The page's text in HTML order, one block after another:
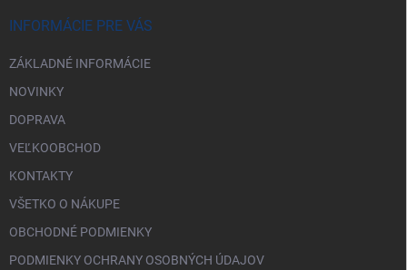
INFORMÁCIE PRE VÁS
ZÁKLADNÉ INFORMÁCIE
NOVINKY
DOPRAVA
VEĽKOOBCHOD
KONTAKTY
VŠETKO O NÁKUPE
OBCHODNÉ PODMIENKY
PODMIENKY OCHRANY OSOBNÝCH ÚDAJOV